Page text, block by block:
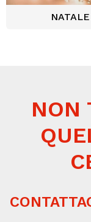
NATALE
NON